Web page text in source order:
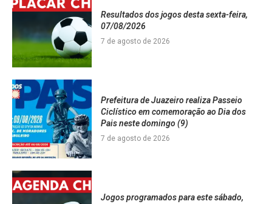
Resultados dos jogos desta sexta-feira,
07/08/2026
7 de agosto de 2026
Prefeitura de Juazeiro realiza Passeio
Ciclístico em comemoração ao Dia dos
Pais neste domingo (9)
7 de agosto de 2026
Jogos programados para este sábado,